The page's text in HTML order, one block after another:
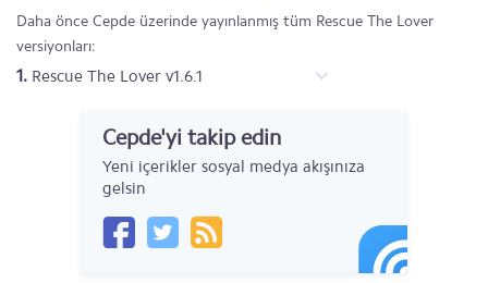
Daha önce Cepde üzerinde yayınlanmış tüm Rescue The Lover
versiyonları:
1. Rescue The Lover v1.6.1
Cepde'yi takip edin
Yeni içerikler sosyal medya akışınıza
gelsin